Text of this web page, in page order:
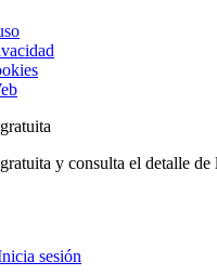
y consulta el detalle de
sesión